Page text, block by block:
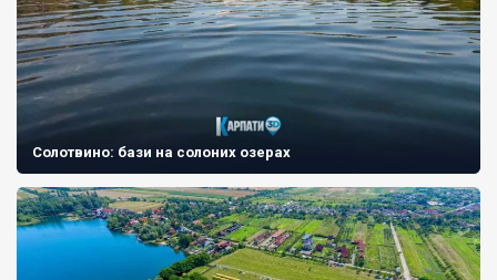
Солотвино: бази на солоних озерах